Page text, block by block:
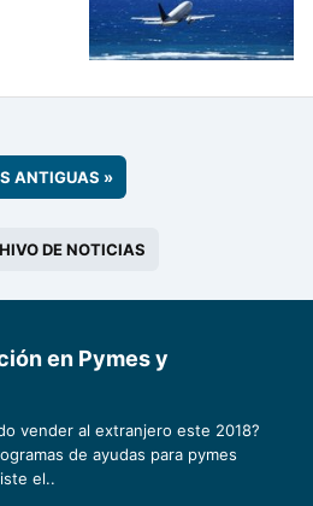
ANTIGUAS »
DE NOTICIAS
en Pymes y
vender al extranjero este 2018?
de ayudas para pymes
el..